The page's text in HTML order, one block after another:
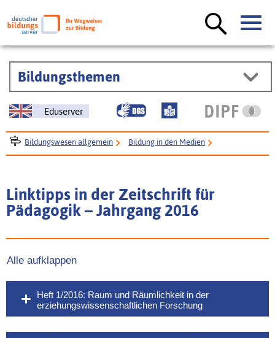
Bildungsthemen
Eduserver
Bildungswesen allgemein Bildung in den Medien
Fachzeitschriften
Linktipps in der Zeitschrift für Pädagogik
Linktipps in der Zeitschrift für
Pädagogik – Jahrgang 2016
Alle aufklappen
Heft 1/2016: Raum und Räumlichkeit in der
erziehungswissenschaftlichen Forschung